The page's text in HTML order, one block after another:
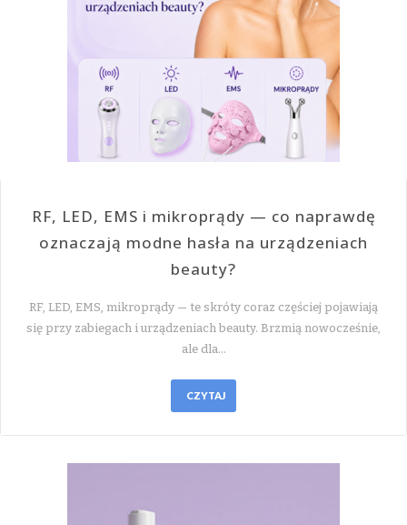
RF, LED, EMS i mikroprądy — co naprawdę
oznaczają modne hasła na urządzeniach
beauty?
RF, LED, EMS, mikroprądy — te skróty coraz częściej pojawiają
się przy zabiegach i urządzeniach beauty. Brzmią nowocześnie,
ale dla…
CZYTAJ